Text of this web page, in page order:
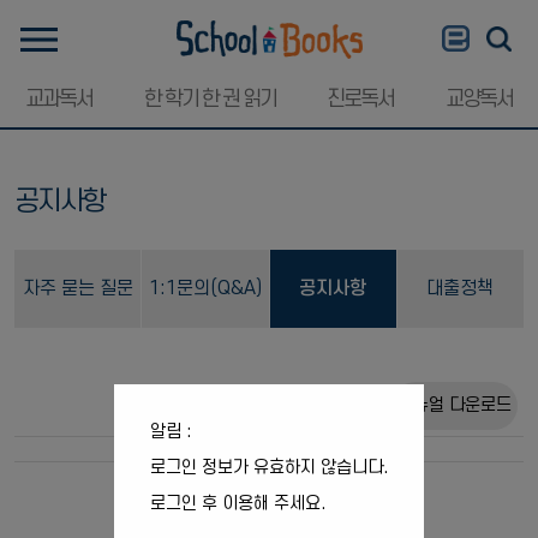
교과독서 한 학기 한 권 읽기 진로독서 교양독서
공지사항
자주 묻는 질문 1:1문의(Q&A) 공지사항 대출정책
매뉴얼 다운로드
알림 :
로그인 정보가 유효하지 않습니다.
로그인 후 이용해 주세요.